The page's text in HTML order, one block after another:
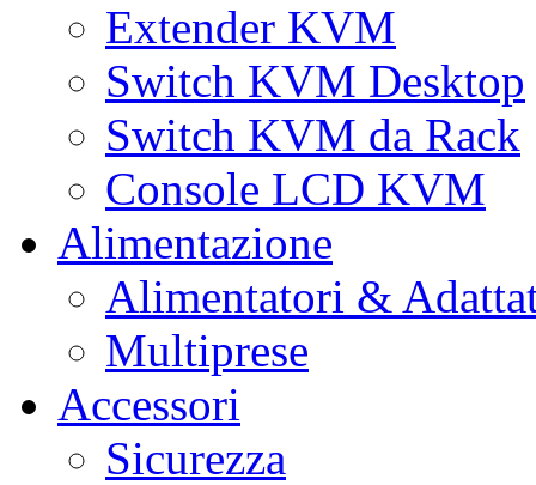
Extender KVM
Switch KVM Desktop
Switch KVM da Rack
Console LCD KVM
Alimentazione
Alimentatori &
Multiprese
Accessori
Sicurezza